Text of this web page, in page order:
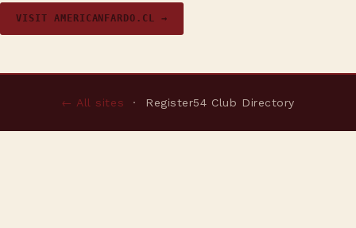
VISIT AMERICANFARDO.CL →
← All sites · Register54 Club Directory